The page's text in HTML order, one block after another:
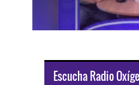
Escucha Radio